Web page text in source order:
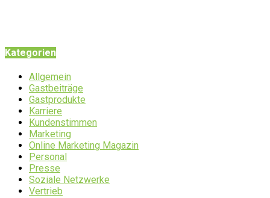
Kategorien
Allgemein
Gastbeiträge
Gastprodukte
Karriere
Kundenstimmen
Marketing
Online Marketing Magazin
Personal
Presse
Soziale Netzwerke
Vertrieb